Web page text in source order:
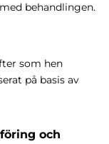
behandlingen.
som hen
på basis av
och